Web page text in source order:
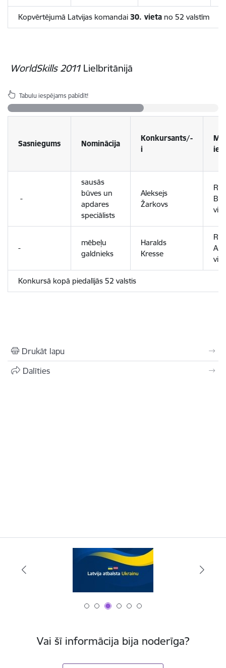
Kopvērtējumā Latvijas komandai 30. vieta no 52 valstīm
WorldSkills 2011 Lielbritānijā
Tabulu iespējams pabīdīt!
Sasniegums Nominācija
Konkursants/-
i
-
sausās
būves un
apdares
speciālists
Aleksejs
Žarkovs
-
mēbeļu
galdnieks
Haralds
Kresse
Konkursā kopā piedalījās 52 valstis
Drukāt lapu
Dalīties
Vai šī informācija bija noderīga?